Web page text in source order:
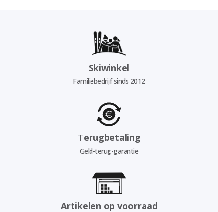
Skiwinkel
Familiebedrijf sinds 2012
Terugbetaling
Geld-terug-garantie
Artikelen op voorraad